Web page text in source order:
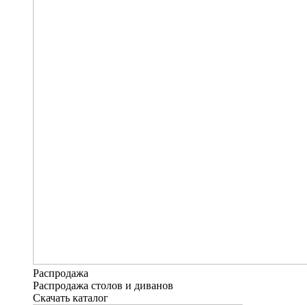
Распродажа
Распродажа столов и диванов
Скачать каталог